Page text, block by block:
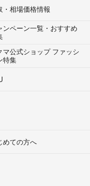
・相場価格情報
ンペーン一覧・おすすめ
マ公式ショップ ファッシ
特集
めての方へ